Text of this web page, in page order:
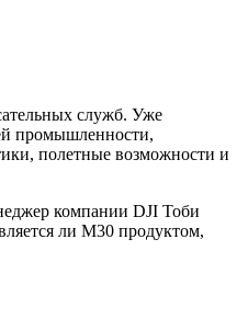
служб. Уже
промышленности,
полетные возможности и
компании DJI Тоби
ли M30 продуктом,